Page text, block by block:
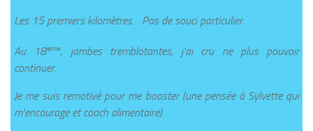
Les 15 premiers kilomètres… Pas de souci particulier.
Au 18ième, jambes tremblotantes, j'ai cru ne plus pouvoir
continuer.
Je me suis remotivé pour me booster (une pensée à Sylvette qui
m'encourage et coach alimentaire).